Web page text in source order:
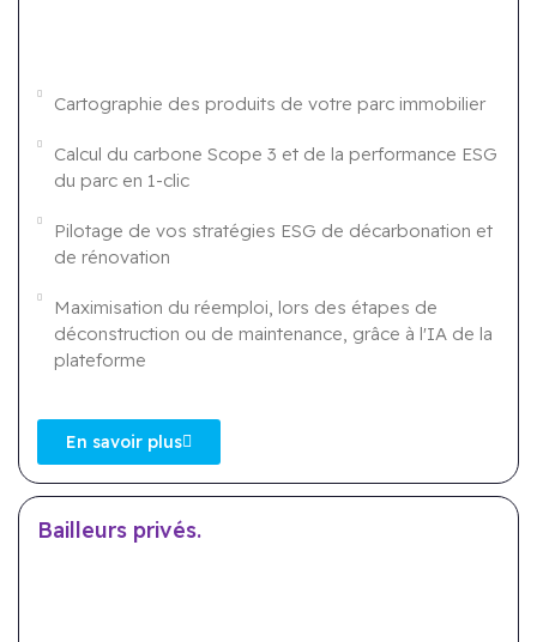
Cartographie des produits de votre parc immobilier
Calcul du carbone Scope 3 et de la performance ESG
du parc en 1-clic
Pilotage de vos stratégies ESG de décarbonation et
de rénovation
Maximisation du réemploi, lors des étapes de
déconstruction ou de maintenance, grâce à l'IA de la
plateforme
En savoir plus
Bailleurs privés.